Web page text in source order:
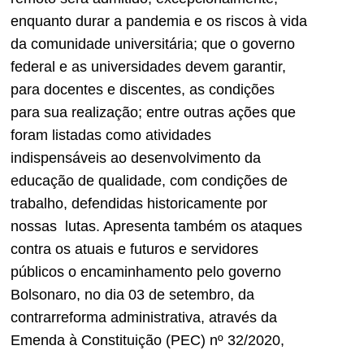
enquanto durar a pandemia e os riscos à vida
da comunidade universitária; que o governo
federal e as universidades devem garantir,
para docentes e discentes, as condições
para sua realização; entre outras ações que
foram listadas como atividades
indispensáveis ao desenvolvimento da
educação de qualidade, com condições de
trabalho, defendidas historicamente por
nossas lutas. Apresenta também os ataques
contra os atuais e futuros e servidores
públicos o encaminhamento pelo governo
Bolsonaro, no dia 03 de setembro, da
contrarreforma administrativa, através da
Emenda à Constituição (PEC) nº 32/2020,